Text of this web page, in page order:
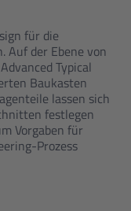
für die
Auf der Ebene von
Typical
Baukasten
lassen sich
festlegen
Vorgaben für
Prozess